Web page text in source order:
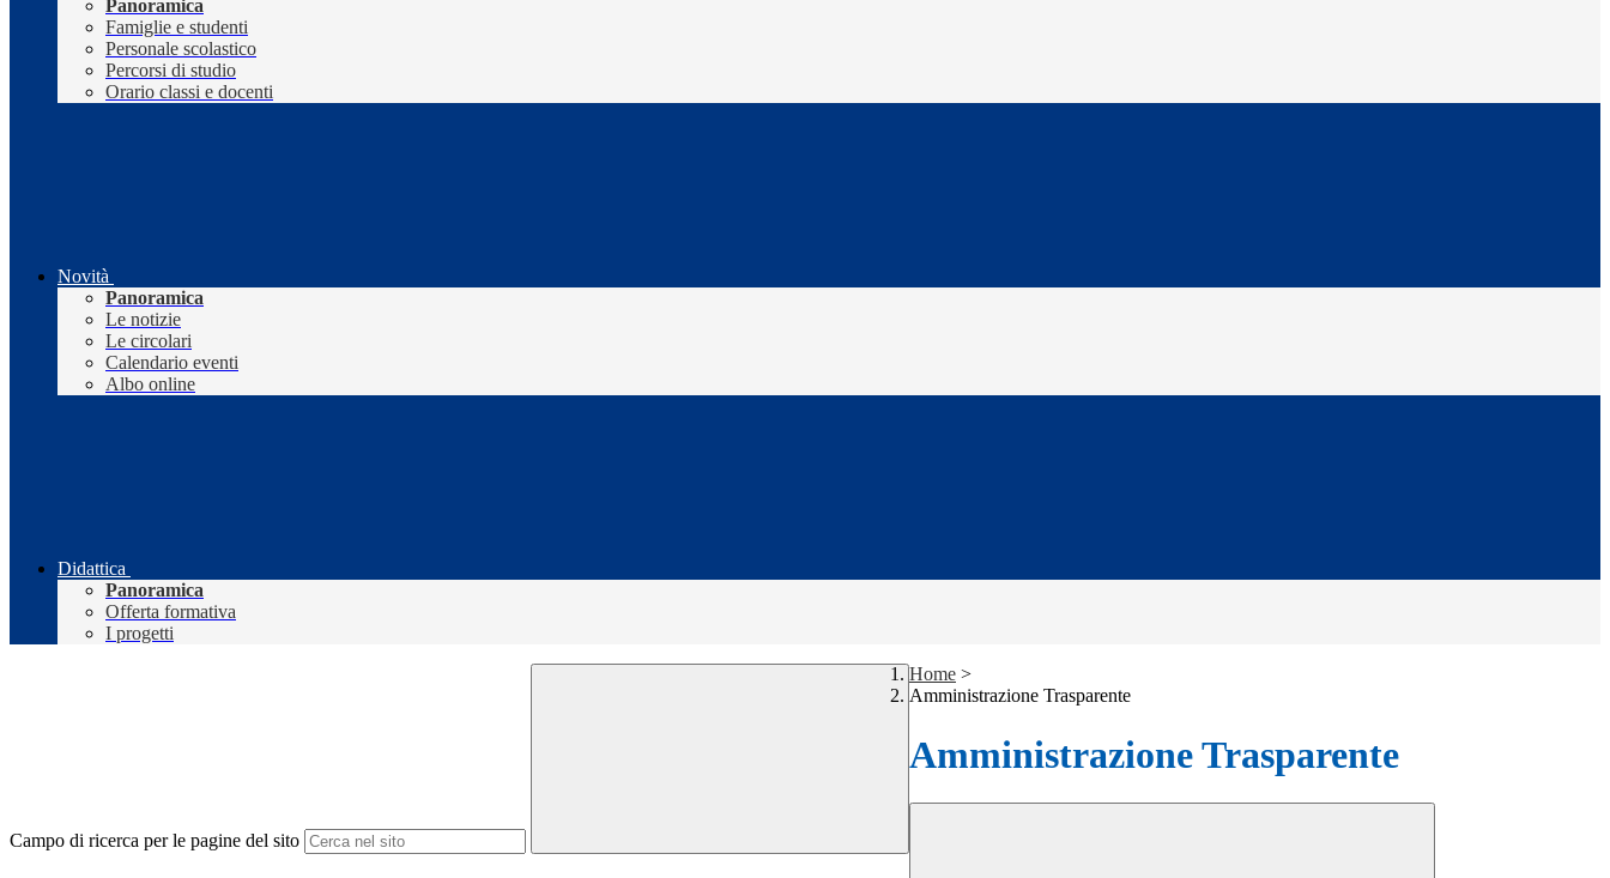
Panoramica
Famiglie e studenti
Personale scolastico
Percorsi di studio
Orario classi e docenti
Novità
Panoramica
Le notizie
Le circolari
Calendario eventi
Albo online
Didattica
Panoramica
Offerta formativa
I progetti
Campo di ricerca per le pagine del sito
Home >
Amministrazione Trasparente
Amministrazione Trasparente